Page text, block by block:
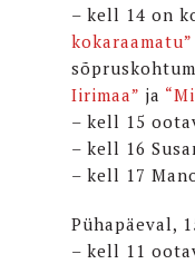
– kell 14 on
kokaraamatu”
Iirimaa” ja
– kell 15
– kell 16
– kell 17
Pühapäeval,
– kell 11